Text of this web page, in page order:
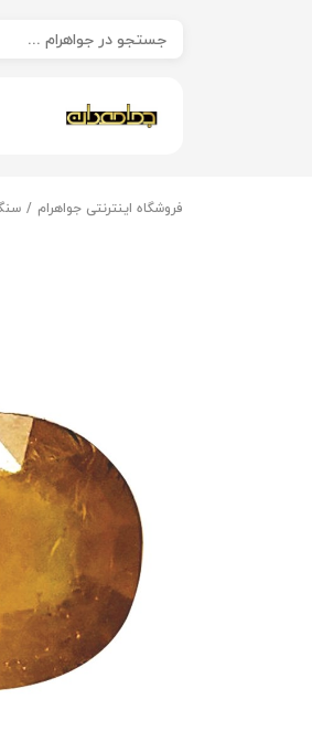
فروشگاه اینترنتی جواهرام